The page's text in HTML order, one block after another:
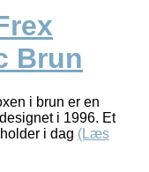
Brun
i brun er en
i 1996. Et
i dag (Læs